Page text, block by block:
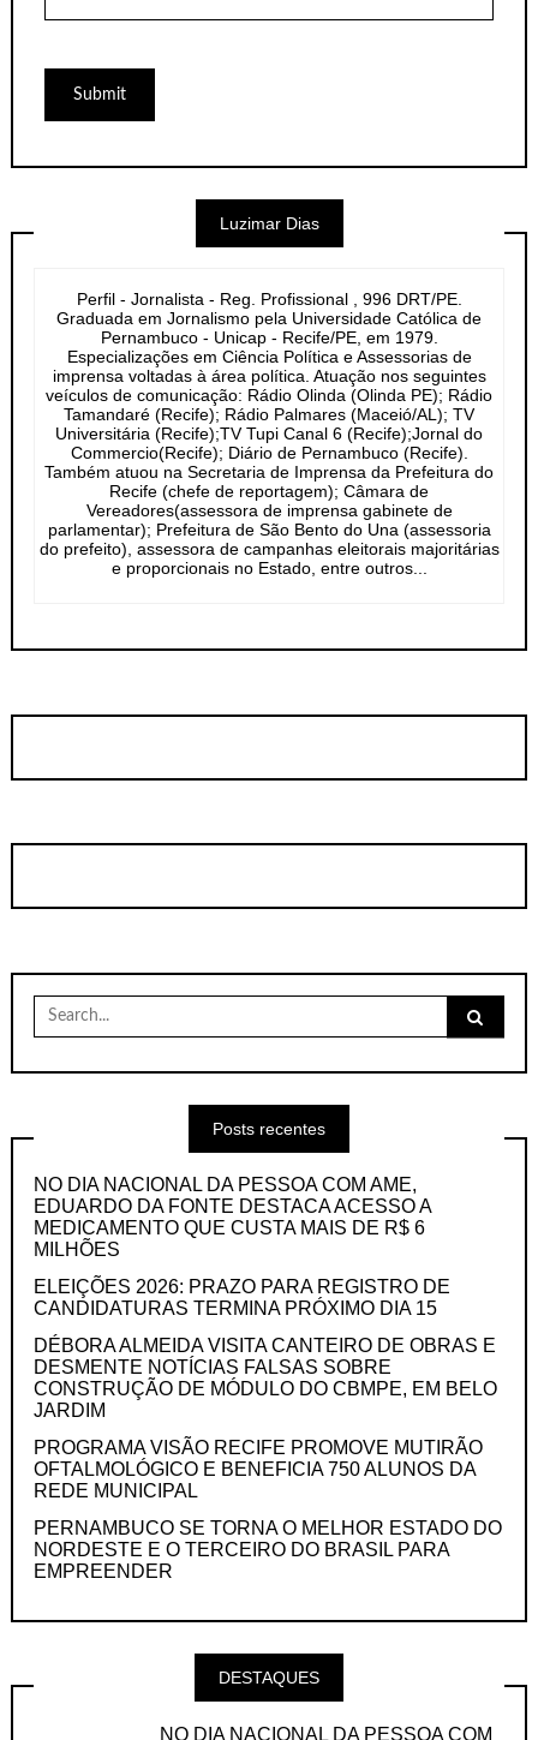
Luzimar Dias
Perfil - Jornalista - Reg. Profissional , 996 DRT/PE.
Graduada em Jornalismo pela Universidade Católica de
Pernambuco - Unicap - Recife/PE, em 1979.
Especializações em Ciência Política e Assessorias de
imprensa voltadas à área política. Atuação nos seguintes
veículos de comunicação: Rádio Olinda (Olinda PE); Rádio
Tamandaré (Recife); Rádio Palmares (Maceió/AL); TV
Universitária (Recife);TV Tupi Canal 6 (Recife);Jornal do
Commercio(Recife); Diário de Pernambuco (Recife).
Também atuou na Secretaria de Imprensa da Prefeitura do
Recife (chefe de reportagem); Câmara de
Vereadores(assessora de imprensa gabinete de
parlamentar); Prefeitura de São Bento do Una (assessoria
do prefeito), assessora de campanhas eleitorais majoritárias
e proporcionais no Estado, entre outros...
Search
for:
Posts recentes
NO DIA NACIONAL DA PESSOA COM AME,
EDUARDO DA FONTE DESTACA ACESSO A
MEDICAMENTO QUE CUSTA MAIS DE R$ 6
MILHÕES
ELEIÇÕES 2026: PRAZO PARA REGISTRO DE
CANDIDATURAS TERMINA PRÓXIMO DIA 15
DÉBORA ALMEIDA VISITA CANTEIRO DE OBRAS E
DESMENTE NOTÍCIAS FALSAS SOBRE
CONSTRUÇÃO DE MÓDULO DO CBMPE, EM BELO
JARDIM
PROGRAMA VISÃO RECIFE PROMOVE MUTIRÃO
OFTALMOLÓGICO E BENEFICIA 750 ALUNOS DA
REDE MUNICIPAL
PERNAMBUCO SE TORNA O MELHOR ESTADO DO
NORDESTE E O TERCEIRO DO BRASIL PARA
EMPREENDER
DESTAQUES
NO DIA NACIONAL DA PESSOA COM